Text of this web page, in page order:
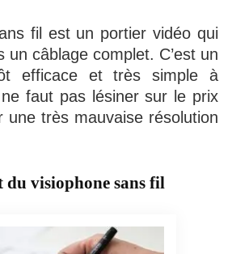
fil est un portier vidéo qui
un câblage complet. C’est un
efficace et très simple à
faut pas lésiner sur le prix
une très mauvaise résolution
du visiophone sans fil